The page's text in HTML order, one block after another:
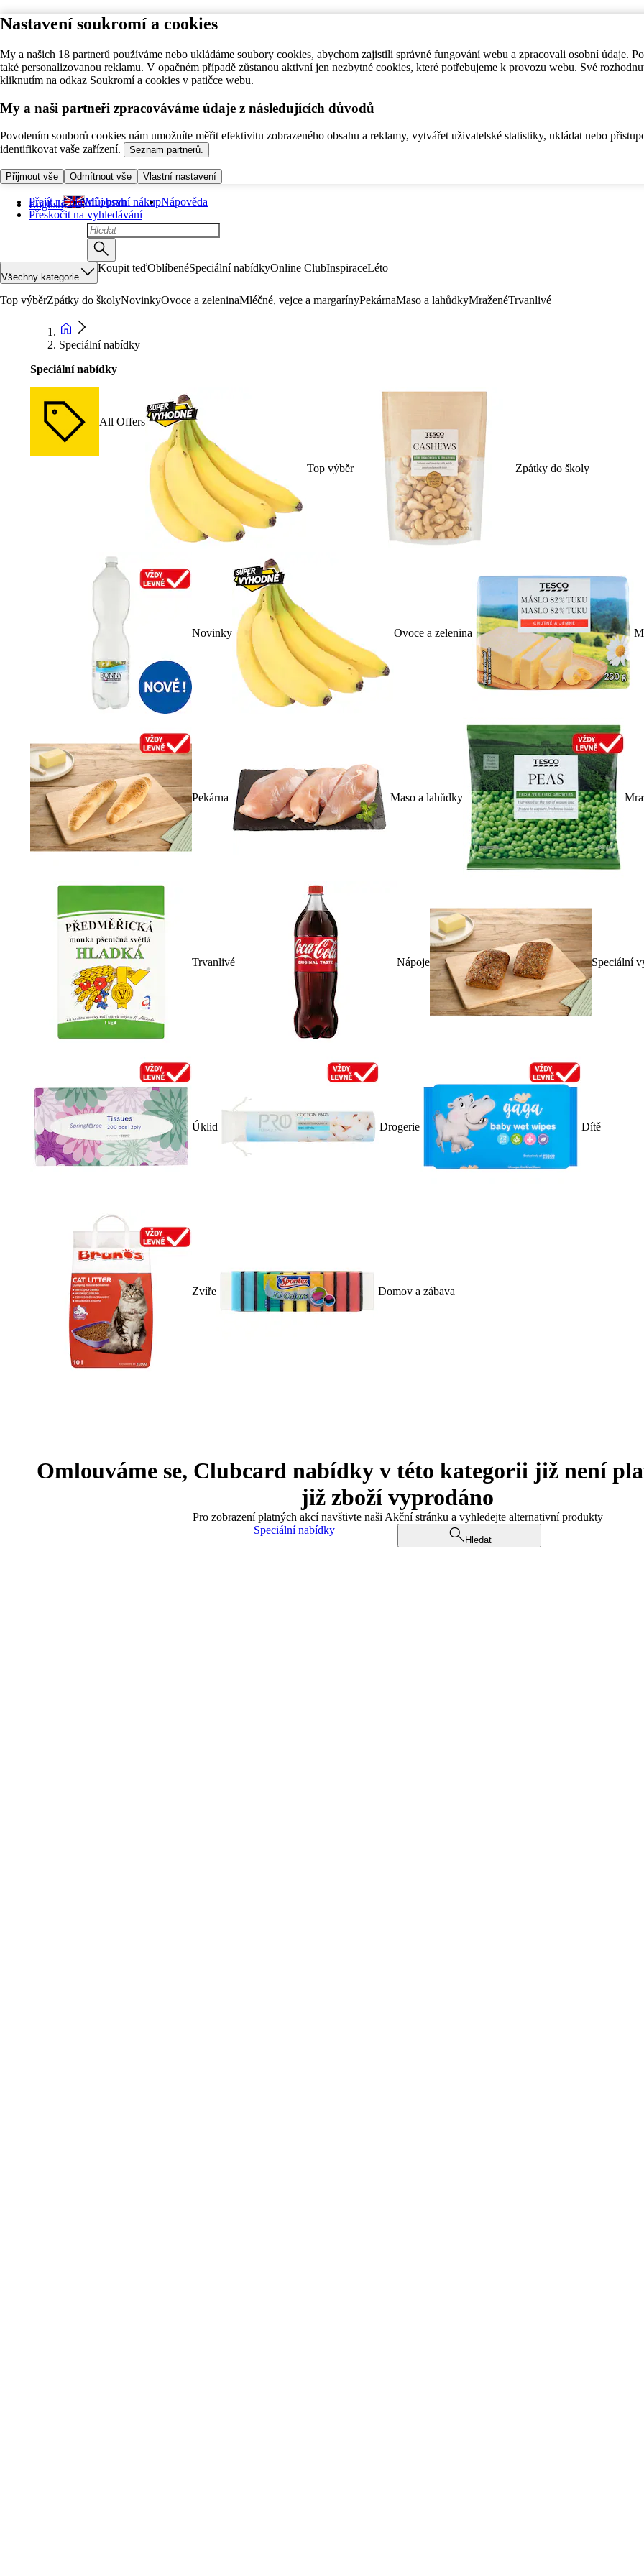
Nastavení soukromí a cookies
My a našich 18 partnerů používáme nebo ukládáme soubory cookies, abychom zajistili správné fungování webu a zpracovali osobní údaje.
také personalizovanou reklamu. V opačném případě zůstanou aktivní jen nezbytné cookies, které potřebujeme k provozu webu. Své
kliknutím na odkaz Soukromí a cookies v patičce webu.
My a naši partneři zpracováváme údaje z následujících důvodů
Povolením souborů cookies nám umožníte měřit efektivitu zobrazeného obsahu a reklamy, vytvářet uživatelské statistiky, ukládat nebo
identifikovat vaše zařízení.
Seznam partnerů.
Přijmout vše Odmítnout vše Vlastní nastavení
Přejít na hlavní obsah
Přeskočit na vyhledávání
English Můj první nákupNápověda
Všechny kategorie
Koupit teďOblíbenéSpeciální nabídkyOnline ClubInspiraceLéto
Top výběrZpátky do školyNovinkyOvoce a zeleninaMléčné, vejce a margarínyPekárnaMaso a lahůdkyMraženéTrvanlivé
Speciální nabídky
Speciální nabídky
All Offers
Top výběr Zpátky do školy
Novinky Ovoce a zelenina
Pekárna Maso a lahůdky
Trvanlivé Nápoje Speciální
Úklid Drogerie Dítě
Zvíře Domov a zábava
Omlouváme se, Clubcard nabídky v této kategorii již není
již zboží vyprodáno
Pro zobrazení platných akcí navštivte naši Akční stránku a vyhledejte alternativní produkty
Speciální nabídky
Hledat